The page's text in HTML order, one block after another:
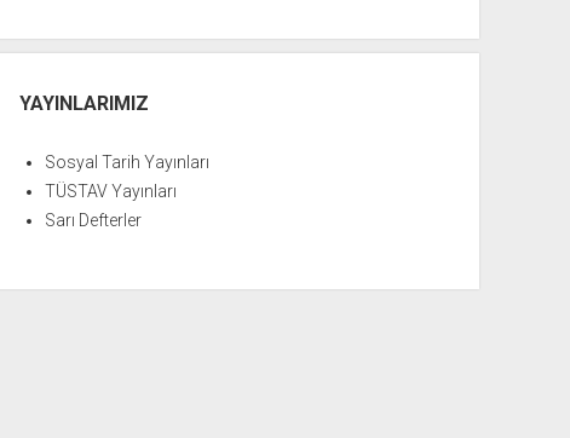
YAYINLARIMIZ
Sosyal Tarih Yayınları
TÜSTAV Yayınları
Sarı Defterler